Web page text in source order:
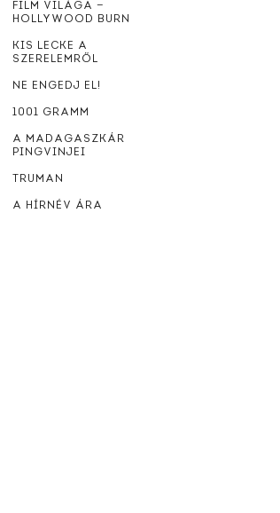
FILM VILÁGA —
HOLLYWOOD BURN
KIS LECKE A
SZERELEMRŐL
NE ENGEDJ EL!
1001 GRAMM
A MADAGASZKÁR
PINGVINJEI
TRUMAN
A HÍRNÉV ÁRA